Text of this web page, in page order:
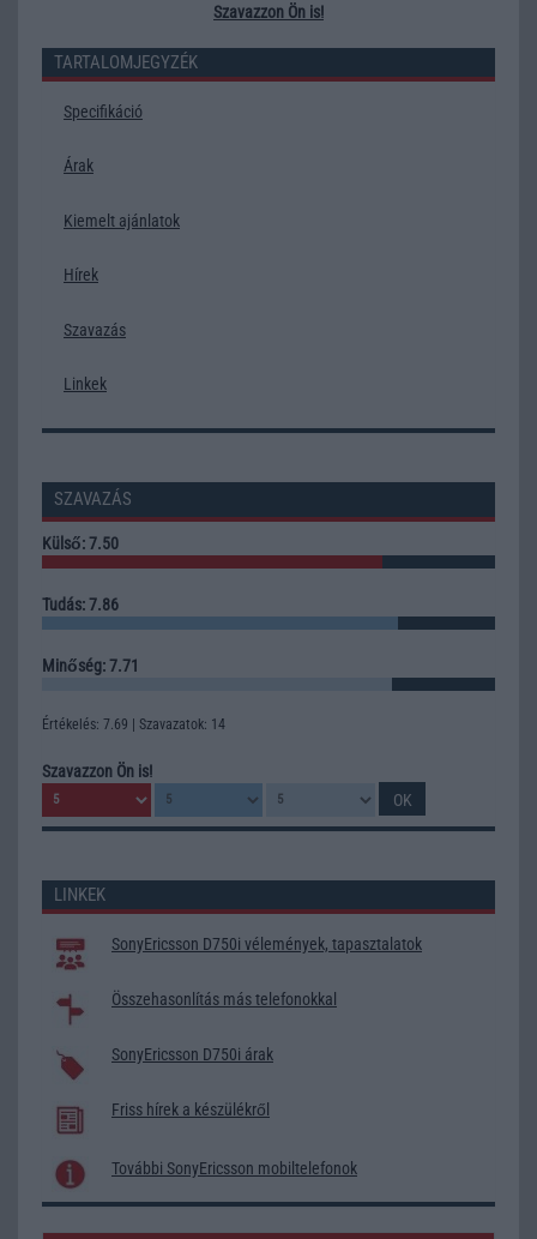
Szavazzon Ön is!
TARTALOMJEGYZÉK
Specifikáció
Árak
Kiemelt ajánlatok
Hírek
Szavazás
Linkek
SZAVAZÁS
Külső: 7.50
Tudás: 7.86
Minőség: 7.71
Értékelés: 7.69 | Szavazatok: 14
Szavazzon Ön is!
LINKEK
SonyEricsson D750i vélemények, tapasztalatok
Összehasonlítás más telefonokkal
SonyEricsson D750i árak
Friss hírek a készülékről
További SonyEricsson mobiltelefonok